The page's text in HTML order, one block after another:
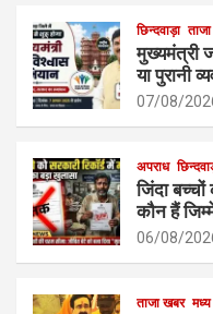
k
p
छिन्दवाड़ा
मुख्यमंत्री
या पुरानी
07/08/
अपराध
जिंदा बच्चों
कौन हैं
06/08/
ताजा खबर